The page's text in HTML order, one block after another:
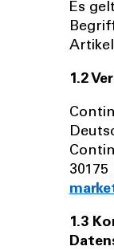
Es
Artikel
1.2
1.3